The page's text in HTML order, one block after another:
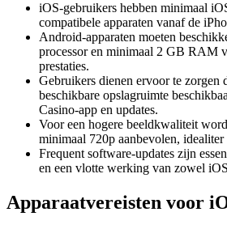
iOS-gebruikers hebben minimaal
compatibele apparaten vanaf de
Android-apparaten moeten
processor en minimaal 2 GB RAM
prestaties.
Gebruikers dienen ervoor te zorgen
beschikbare opslagruimte
Casino-app en updates.
Voor een hogere beeldkwaliteit
minimaal 720p aanbevolen, idealiter
Frequent software-updates zijn
en een vlotte werking van zowel
Apparaatvereisten voor